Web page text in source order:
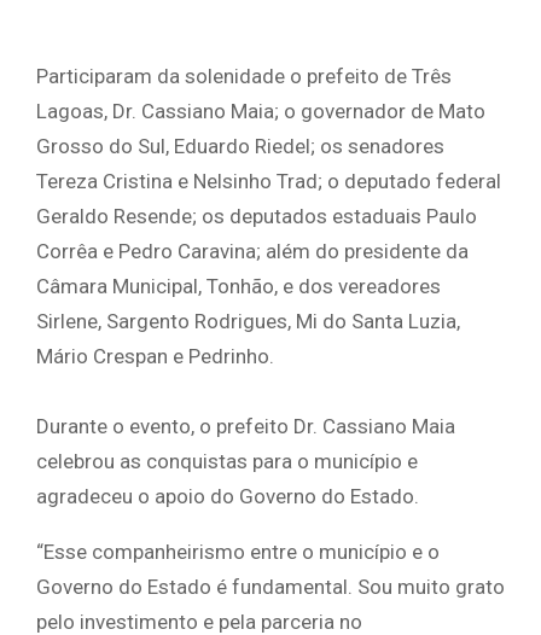
Participaram da solenidade o prefeito de Três
Lagoas, Dr. Cassiano Maia; o governador de Mato
Grosso do Sul, Eduardo Riedel; os senadores
Tereza Cristina e Nelsinho Trad; o deputado federal
Geraldo Resende; os deputados estaduais Paulo
Corrêa e Pedro Caravina; além do presidente da
Câmara Municipal, Tonhão, e dos vereadores
Sirlene, Sargento Rodrigues, Mi do Santa Luzia,
Mário Crespan e Pedrinho.
Durante o evento, o prefeito Dr. Cassiano Maia
celebrou as conquistas para o município e
agradeceu o apoio do Governo do Estado.
“Esse companheirismo entre o município e o
Governo do Estado é fundamental. Sou muito grato
pelo investimento e pela parceria no